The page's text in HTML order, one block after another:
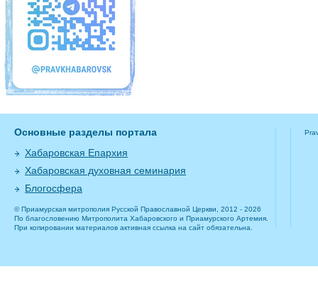
Основные разделы портала
Хабаровская Епархия
Хабаровская духовная семинария
Блогосфера
© Приамурская митрополия Русской Православной Церкви, 2012 - 2026
По благословению Митрополита Хабаровского и Приамурского Артемия.
При копировании материалов активная ссылка на сайт обязательна.